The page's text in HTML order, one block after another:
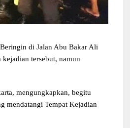
di Jalan Abu Bakar Ali
tersebut, namun
mengungkapkan, begitu
mendatangi Tempat Kejadian